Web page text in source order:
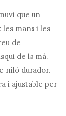
que un
mans i les
de
de la mà.
niló durador.
i ajustable per